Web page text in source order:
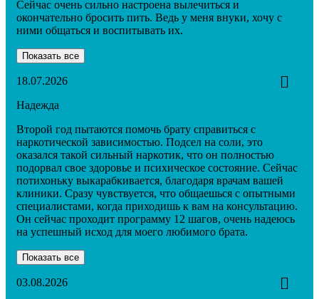
Сейчас очень сильно настроена вылечиться и
окончательно бросить пить. Ведь у меня внуки, хочу с
ними общаться и воспитывать их.
Показать все
18.07.2026
Надежда
Второй год пытаются помочь брату справиться с
наркотической зависимостью. Подсел на соли, это
оказался такой сильный наркотик, что он полностью
подорвал свое здоровье и психическое состояние. Сейчас
потихоньку выкарабкивается, благодаря врачам вашей
клиники. Сразу чувствуется, что общаешься с опытными
специалистами, когда приходишь к вам на консультацию.
Он сейчас проходит программу 12 шагов, очень надеюсь
на успешный исход для моего любимого брата.
Показать все
03.08.2026